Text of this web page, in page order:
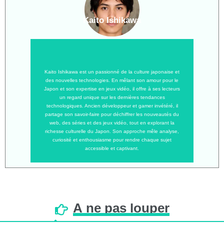
Kaito Ishikawa est un passionné de la culture japonaise et
des nouvelles technologies. En mêlant son amour pour le
Japon et son expertise en jeux vidéo, il offre à ses lecteurs
un regard unique sur les dernières tendances
technologiques. Ancien développeur et gamer invétéré, il
partage son savoir-faire pour déchiffrer les nouveautés du
web, des séries et des jeux vidéo, tout en explorant la
richesse culturelle du Japon. Son approche mêle analyse,
curiosité et enthousiasme pour rendre chaque sujet
accessible et captivant.
Kaito Ishikawa
À ne pas louper